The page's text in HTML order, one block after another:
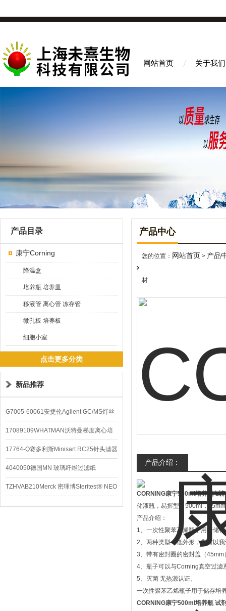
网站首页 关于我们
产品目录
康宁Corning
降温盒
培养瓶 培养皿
移液管 离心管 冻存管
微孔板 培养板
细胞小室
点击更多分类
新品推荐
G7005-60061安捷伦Agilent GC/MS灯丝
配件
17089109WHATMAN沃特曼梯度离心培
养基
17764-Q赛多利斯Minisart RC25针头滤器
4040050德国MN 玻璃纤维过滤纸
TZHVAB210Merck 密理博Steritest® NEO
设备
产品中心
您的位置： 网站首页 > 产品
材
产品介绍：
CORNING康宁500ml培养瓶 试
储液瓶，易握型，500ml，
产品介绍：
1、一次性聚苯乙烯瓶子用于储
2、两种类型；低外形，带有以
3、带有密封圈的密封盖（
4、瓶子可以与Corning真空过滤
5、灭菌 无热源认证。
一次性聚苯乙烯瓶子用于储存培
CORNING康宁500ml培养瓶 试